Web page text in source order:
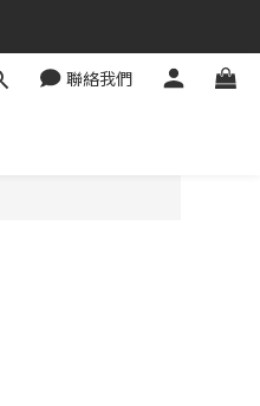
聯絡我們